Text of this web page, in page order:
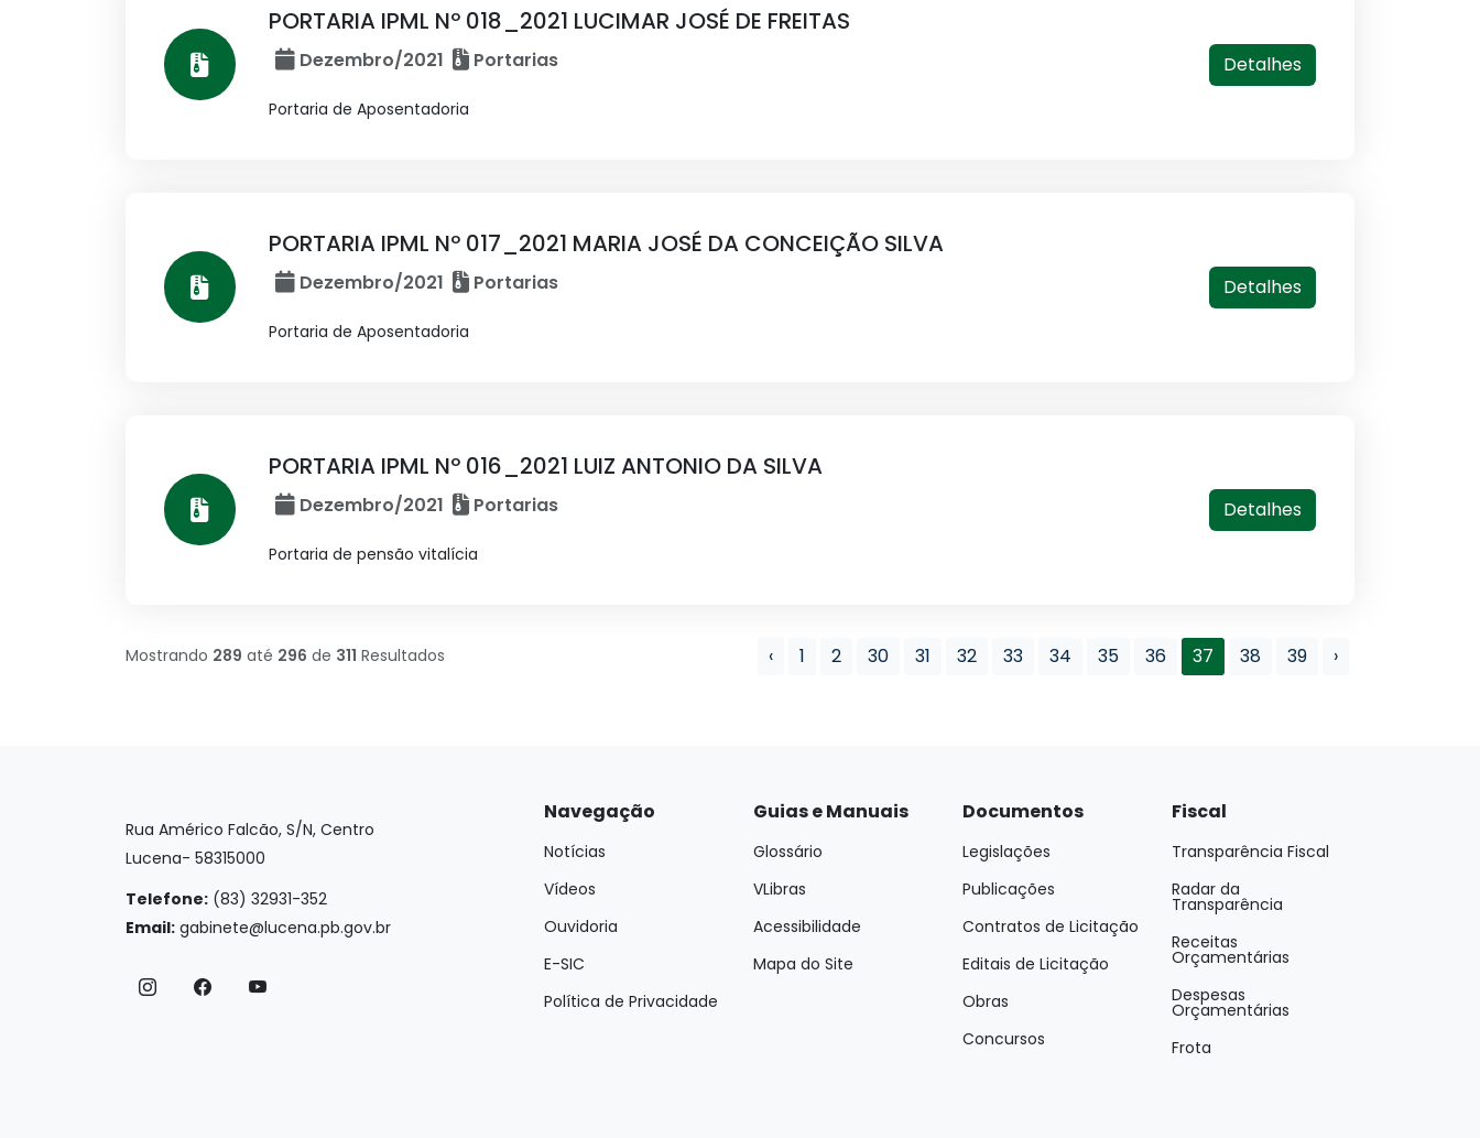
PORTARIA IPML Nº 018_2021 LUCIMAR JOSÉ DE FREITAS
Dezembro/2021 Portarias
Portaria de Aposentadoria
Detalhes
PORTARIA IPML Nº 017_2021 MARIA JOSÉ DA CONCEIÇÃO SILVA
Dezembro/2021 Portarias
Portaria de Aposentadoria
Detalhes
PORTARIA IPML Nº 016_2021 LUIZ ANTONIO DA SILVA
Dezembro/2021 Portarias
Portaria de pensão vitalícia
Detalhes
Mostrando 289 até 296 de 311 Resultados ‹ 1 2 30 31 32 33 34 35 36 37 38 39 ›
Rua Américo Falcão, S/N, Centro
Lucena- 58315000
Telefone: (83) 32931-352
Email: gabinete@lucena.pb.gov.br
Navegação
Notícias
Vídeos
Ouvidoria
E-SIC
Política de Privacidade
Guias e Manuais
Glossário
VLibras
Acessibilidade
Mapa do Site
Documentos
Legislações
Publicações
Contratos de Licitação
Editais de Licitação
Obras
Concursos
Fiscal
Transparência Fiscal
Radar da
Transparência
Receitas
Orçamentárias
Despesas
Orçamentárias
Frota